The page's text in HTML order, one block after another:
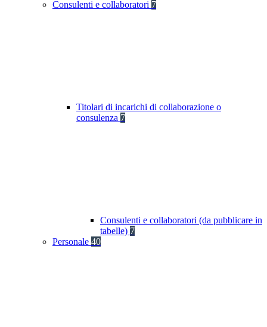
Consulenti e collaboratori 7
Titolari di incarichi di collaborazione o
consulenza 7
Consulenti e collaboratori (da pubblicare in
tabelle) 7
Personale 40